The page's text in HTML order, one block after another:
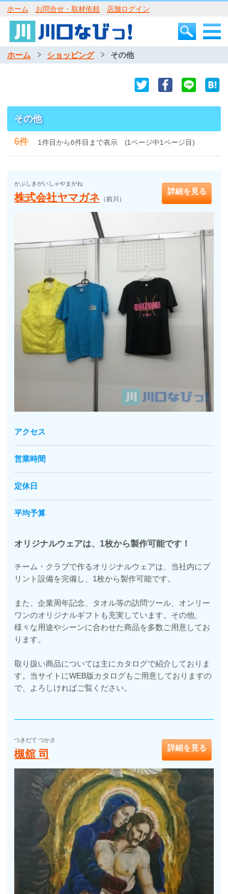
ホーム お問合せ・取材依頼 店舗ログイン
ホーム ショッピング その他
その他
6件 1件目から6件目まで表示 (1ページ中1ページ目)
かぶしきがいしゃやまがね
株式会社ヤマガネ （前川）
詳細を見る
アクセス
営業時間
定休日
平均予算
オリジナルウェアは、1枚から製作可能です！
チーム・クラブで作るオリジナルウェアは、当社内にプ
リント設備を完備し、1枚から製作可能です。
また、企業周年記念、タオル等の訪問ツール、オンリー
ワンのオリジナルギフトも充実しています。その他、
様々な用途やシーンに合わせた商品を多数ご用意してお
ります。
取り扱い商品については主にカタログで紹介しておりま
す。当サイトにWEB版カタログもご用意しておりますの
で、よろしければご覧ください。
つきだて つかさ
槻舘 司 詳細を見る